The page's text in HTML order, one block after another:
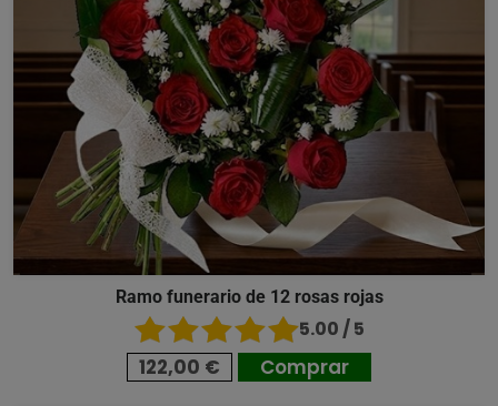
Ramo funerario de 12 rosas rojas
5.00 / 5
122,00 € Comprar